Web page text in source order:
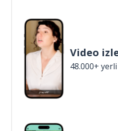
Video
48.000+